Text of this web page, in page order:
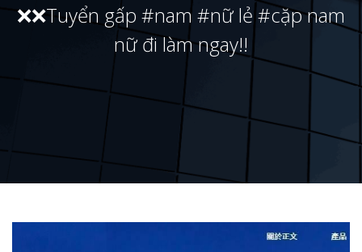
❌❌Tuyển gấp #nam #nữ lẻ #cặp nam
nữ đi làm ngay!!